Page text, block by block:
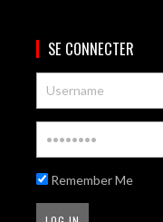
SE CONNECTER
Remember Me